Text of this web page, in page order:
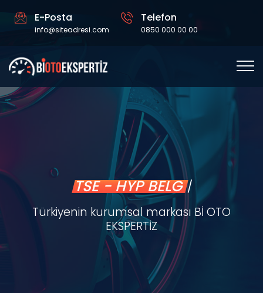
E-Posta
info@siteadresi.com
Telefon
0850 000 00 00
TSE -|
Türkiyenin kurumsal markası Bİ OTO
EKSPERTİZ